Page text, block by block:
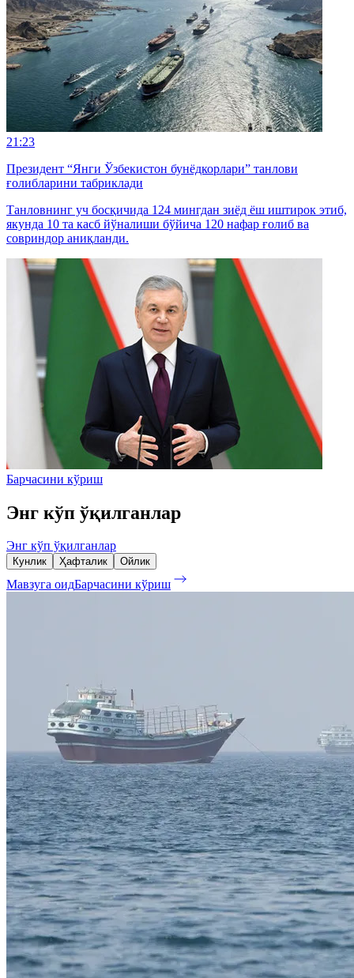
21:23
Президент “Янги Ўзбекистон бунёдкорлари” танлови
ғолибларини табриклади
Танловнинг уч босқичида 124 мингдан зиёд ёш иштирок этиб,
якунда 10 та касб йўналиши бўйича 120 нафар ғолиб ва
совриндор аниқланди.
Барчасини кўриш
Энг кўп ўқилганлар
Энг кўп ўқилганлар
Кунлик Ҳафталик Ойлик
Мавзуга оидБарчасини кўриш